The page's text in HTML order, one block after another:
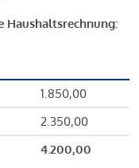
Haushaltsrechnung:
1.850,00
2.350,00
4.200,00